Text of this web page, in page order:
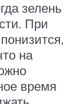
зелень
При
на
время